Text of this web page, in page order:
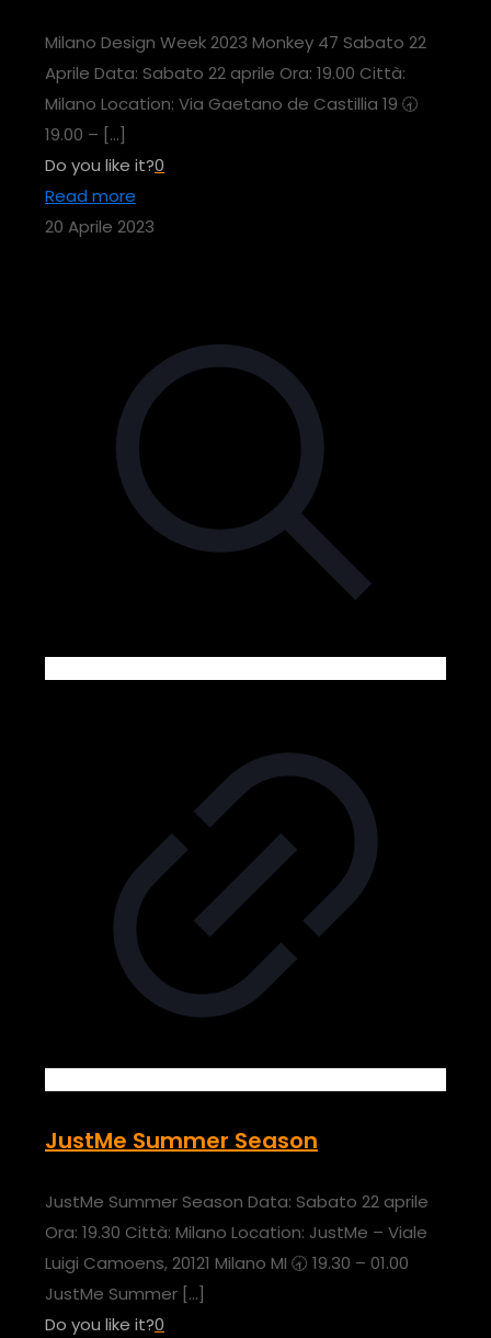
Milano Design Week 2023 Monkey 47 Sabato 22
Aprile Data: Sabato 22 aprile Ora: 19.00 Città:
Milano Location: Via Gaetano de Castillia 19 🕣
19.00 – […]
Do you like it?0
Read more
20 Aprile 2023
JustMe Summer Season
JustMe Summer Season Data: Sabato 22 aprile
Ora: 19.30 Città: Milano Location: JustMe – Viale
Luigi Camoens, 20121 Milano MI 🕣 19.30 – 01.00
JustMe Summer […]
Do you like it?0